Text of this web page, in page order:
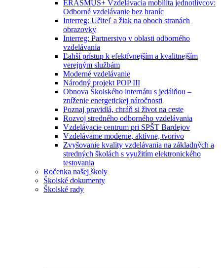
ERASMUS+ Vzdelávacia mobilita jednotlivcov:
Odborné vzdelávanie bez hraníc
Interreg: Učiteľ a žiak na oboch stranách
obrazovky
Interreg: Partnerstvo v oblasti odborného
vzdelávania
Ľahší prístup k efektívnejším a kvalitnejším
verejným službám
Moderné vzdelávanie
Národný projekt POP III
Obnova Školského internátu s jedálňou –
zníženie energetickej náročnosti
Poznaj pravidlá, chráň si život na ceste
Rozvoj stredného odborného vzdelávania
Vzdelávacie centrum pri SPŠT Bardejov
Vzdelávame moderne, aktívne, tvorivo
Zvyšovanie kvality vzdelávania na základných a
stredných školách s využitím elektronického
testovania
Ročenka našej školy
Školské dokumenty
Školské rady